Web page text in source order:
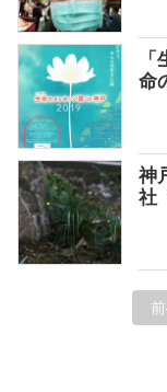
命
神
社